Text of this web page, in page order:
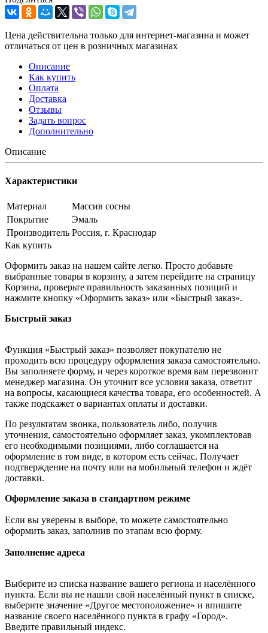
Цена действительна только для интернет-магазина и может
отличаться от цен в розничных магазинах
Описание
Как купить
Оплата
Доставка
Отзывы
Задать вопрос
Дополнительно
Описание
Характеристики
Материал
Массив сосны
Покрытие
Эмаль
Производитель Россия, г. Краснодар
Как купить
Оформить заказ на нашем сайте легко. Просто добавьте
выбранные товары в корзину, а затем перейдите на страницу
Корзина, проверьте правильность заказанных позиций и
нажмите кнопку «Оформить заказ» или «Быстрый заказ».
Быстрый заказ
Функция «Быстрый заказ» позволяет покупателю не
проходить всю процедуру оформления заказа самостоятельно.
Вы заполняете форму, и через короткое время вам перезвонит
менеджер магазина. Он уточнит все условия заказа, ответит
на вопросы, касающиеся качества товара, его особенностей. А
также подскажет о вариантах оплаты и доставки.
По результатам звонка, пользователь либо, получив
уточнения, самостоятельно оформляет заказ, укомплектовав
его необходимыми позициями, либо соглашается на
оформление в том виде, в котором есть сейчас. Получает
подтверждение на почту или на мобильный телефон и ждёт
доставки.
Оформление заказа в стандартном режиме
Если вы уверены в выборе, то можете самостоятельно
оформить заказ, заполнив по этапам всю форму.
Заполнение адреса
Выберите из списка название вашего региона и населённого
пункта. Если вы не нашли свой населённый пункт в списке,
выберите значение «Другое местоположение» и впишите
название своего населённого пункта в графу «Город».
Введите правильный индекс.